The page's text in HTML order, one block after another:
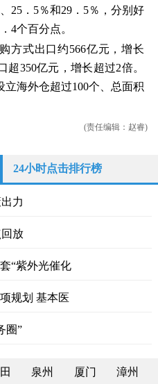
25．5％和29．5％，分别好
4个百分点。
方式出口约566亿元，增长
350亿元，增长超过2倍。
立海外仓超过100个、总面积
(责任编辑：赵睿)
24小时点击排行榜
力
放
“紫外光催化
规划 基本医
圈”
泉州 厦门 漳州